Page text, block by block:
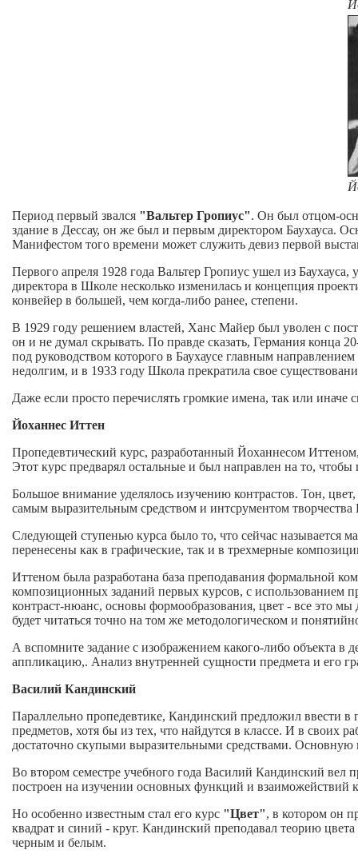
Период первый звался "Вальтер Гропиус". Он был отцом-
здание в Дессау, он же был и первым директором Баухауса.
Манифестом того времени может служить девиз первой
Первого апреля 1928 года Вальтер Гропиус ушел из
директора в Школе несколько изменилась и концепция
конвейер в большей, чем когда-либо ранее, степени.
В 1929 году решением властей, Ханс Майер был уволен с
он и не думал скрывать. По правде сказать, Германия конца
под руководством которого в Баухаусе главным
недолгим, и в 1933 году Школа прекратила свое
Даже если просто перечислять громкие имена, так или иначе
Йоханнес Иттен
Пропедевтический курс, разработанный Йоханнесом
Этот курс предварял остальные и был направлен на то,
Большое внимание уделялось изучению контрастов. Тон,
самым выразительным средством и интсрументом творчества
Следующей ступенью курса было то, что сейчас называется
перенесены как в графические, так и в трехмерные
Иттеном была разработана база преподавания формальной
композиционных заданий первых курсов, с использованием
контраст-нюанс, основы формообразования, цвет - все это мы
будет читаться точно на том же методологическом и
А вспомните задание с изображением какого-либо объекта в
аппликацию,. Анализ внутренней сущности предмета и его
Василий Кандинский
Параллельно пропедевтике, Кандинский предложил ввести в
предметов, хотя бы из тех, что найдутся в классе. И в своих
достаточно скупыми выразительными средствами.
Во втором семестре учебного года Василий Кандинский вел
построен на изучении основных функций и взаиможействий
Но особенно известным стал его курс "Цвет", в котором он
квадрат и синий - круг. Кандинский преподавал теорию
черным и белым.